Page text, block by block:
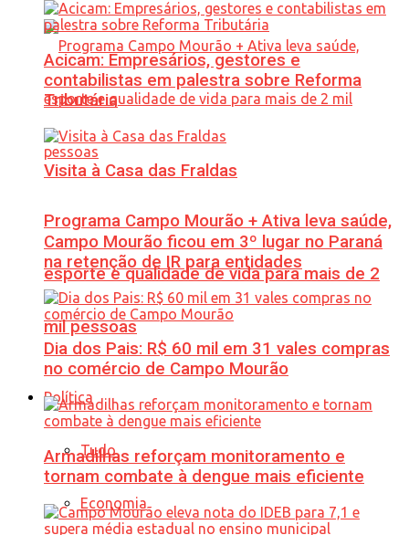
Programa Campo Mourão + Ativa leva saúde,
esporte e qualidade de vida para mais de 2
mil pessoas
Política
Tudo
Economia
Acicam: Empresários, gestores e
contabilistas em palestra sobre Reforma
Tributária
Visita à Casa das Fraldas
Campo Mourão ficou em 3º lugar no Paraná
na retenção de IR para entidades
Dia dos Pais: R$ 60 mil em 31 vales compras
no comércio de Campo Mourão
Armadilhas reforçam monitoramento e
tornam combate à dengue mais eficiente